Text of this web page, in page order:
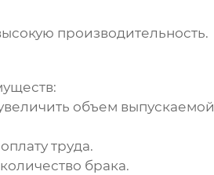
производительность.
объем выпускаемой
труда.
брака.